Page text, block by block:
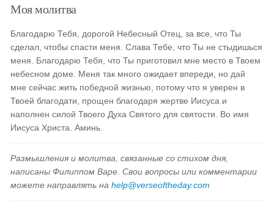
Моя молитва
Благодарю Тебя, дорогой Небесный Отец, за все, что Ты
сделал, чтобы спасти меня. Слава Тебе, что Ты не стыдишься
меня. Благодарю Тебя, что Ты приготовил мне место в Твоем
небесном доме. Меня так много ожидает впереди, но дай
мне сейчас жить победной жизнью, потому что я уверен в
Твоей благодати, прощен благодаря жертве Иисуса и
наполнен силой Твоего Духа Святого для святости. Во имя
Иисуса Христа. Аминь.
Размышления и молитва, связанные со стихом дня,
написаны Филиппом Варе. Свои вопросы или комментарии
можете направлять наhelp@verseoftheday.com